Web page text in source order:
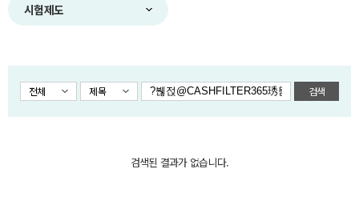
시험제도
전체 제목 검색
검색된 결과가 없습니다.